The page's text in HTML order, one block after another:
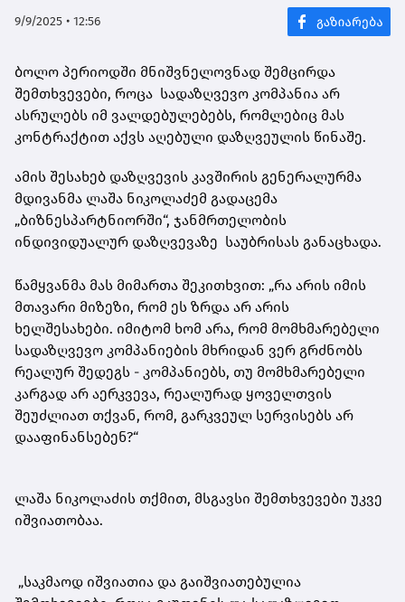
9/9/2025 • 12:56
ბოლო პერიოდში მნიშვნელოვნად შემცირდა
შემთხვევები, როცა სადაზღვევო კომპანია არ
ასრულებს იმ ვალდებულებებს, რომლებიც მას
კონტრაქტით აქვს აღებული დაზღვეულის წინაშე.
ამის შესახებ დაზღვევის კავშირის გენერალურმა
მდივანმა ლაშა ნიკოლაძემ გადაცემა
„ბიზნესპარტნიორში“, ჯანმრთელობის
ინდივიდუალურ დაზღვევაზე საუბრისას განაცხადა.
წამყვანმა მას მიმართა შეკითხვით: „რა არის იმის
მთავარი მიზეზი, რომ ეს ზრდა არ არის
ხელშესახები. იმიტომ ხომ არა, რომ მომხმარებელი
სადაზღვევო კომპანიების მხრიდან ვერ გრძნობს
რეალურ შედეგს - კომპანიებს, თუ მომხმარებელი
კარგად არ აერკვევა, რეალურად ყოველთვის
შეუძლიათ თქვან, რომ, გარკვეულ სერვისებს არ
დააფინანსებენ?“
ლაშა ნიკოლაძის თქმით, მსგავსი შემთხვევები უკვე
იშვიათობაა.
„საკმაოდ იშვიათია და გაიშვიათებულია